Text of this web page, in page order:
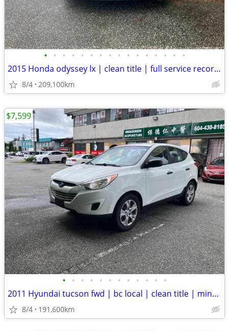
• • • • • • • • • • • • • • • •
2015 Honda odyssey lx | clean title | full service records
8/4 209,100km
• • • • • • • • • • • •
2011 Hyundai tucson fwd | bc local | clean title | mint condition
8/4 191,600km
$7,599